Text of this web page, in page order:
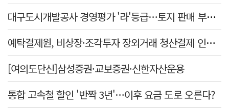
대구도시개발공사 경영평가 '라'등급…토지 판매 부진에 1년 만에 두 단계 '뚝'
예탁결제원, 비상장·조각투자 장외거래 청산결제 인프라 구축 착수…연내 가동
[여의도단신]삼성증권·교보증권·신한자산운용
통합 고속철 할인 '반짝 3년'…이후 요금 도로 오른다?